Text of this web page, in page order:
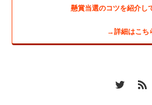
懸賞当選のコツを紹介し
→詳細はこち